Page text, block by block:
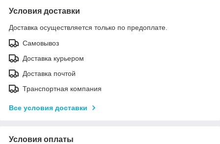
Условия доставки
Доставка осуществляется только по предоплате.
Самовывоз
Доставка курьером
Доставка почтой
Транспортная компания
Все условия доставки
Условия оплаты